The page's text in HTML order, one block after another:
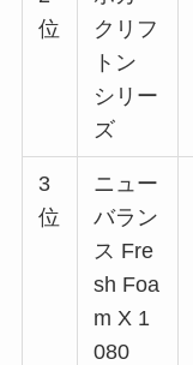
位
クリフ
トン
シリー
ズ
3
位
ニュー
バラン
ス Fre
sh Foa
m X 1
080